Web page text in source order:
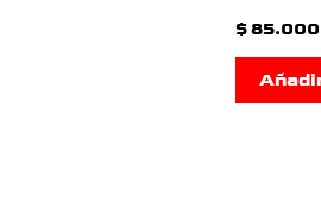
$85.000